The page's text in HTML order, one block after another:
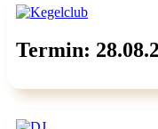
Termin: